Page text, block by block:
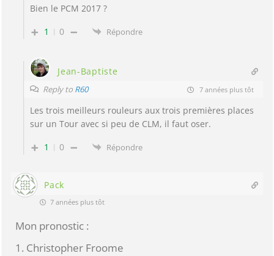
Bien le PCM 2017 ?
1
0 Répondre
Jean-Baptiste
Reply to R60 7 années plus tôt
Les trois meilleurs rouleurs aux trois premières places
sur un Tour avec si peu de CLM, il faut oser.
1
0 Répondre
Pack
7 années plus tôt
Mon pronostic :
1. Christopher Froome